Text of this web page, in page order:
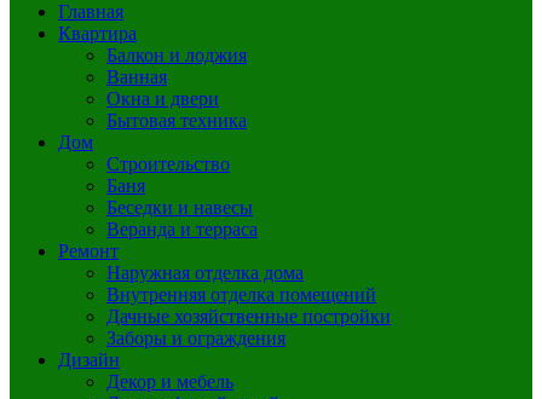
Главная
Квартира
Балкон и лоджия
Ванная
Окна и двери
Бытовая техника
Дом
Строительство
Баня
Беседки и навесы
Веранда и терраса
Ремонт
Наружная отделка дома
Внутренняя отделка помещений
Дачные хозяйственные постройки
Заборы и ограждения
Дизайн
Декор и мебель